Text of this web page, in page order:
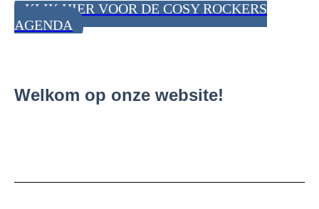
KLIK HIER VOOR DE COSY ROCKERS
AGENDA
Welkom op onze website!